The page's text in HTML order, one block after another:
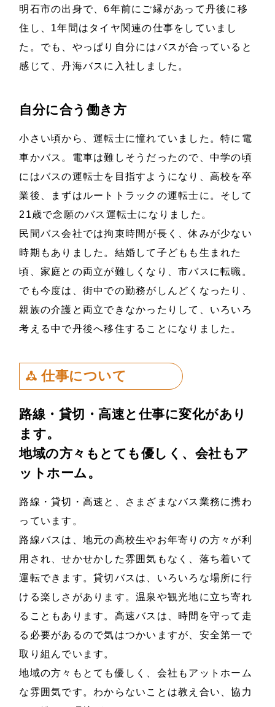
明石市の出身で、6年前にご縁があって丹後に移
住し、1年間はタイヤ関連の仕事をしていまし
た。でも、やっぱり自分にはバスが合っていると
感じて、丹海バスに入社しました。
自分に合う働き方
小さい頃から、運転士に憧れていました。特に電
車かバス。電車は難しそうだったので、中学の頃
にはバスの運転士を目指すようになり、高校を卒
業後、まずはルートトラックの運転士に。そして
21歳で念願のバス運転士になりました。
民間バス会社では拘束時間が長く、休みが少ない
時期もありました。結婚して子どもも生まれた
頃、家庭との両立が難しくなり、市バスに転職。
でも今度は、街中での勤務がしんどくなったり、
親族の介護と両立できなかったりして、いろいろ
考える中で丹後へ移住することになりました。
仕事について
路線・貸切・高速と仕事に変化があり
ます。
地域の方々もとても優しく、会社もア
ットホーム。
路線・貸切・高速と、さまざまなバス業務に携わ
っています。
路線バスは、地元の高校生やお年寄りの方々が利
用され、せかせかした雰囲気もなく、落ち着いて
運転できます。貸切バスは、いろいろな場所に行
ける楽しさがあります。温泉や観光地に立ち寄れ
ることもあります。高速バスは、時間を守って走
る必要があるので気はつかいますが、安全第一で
取り組んでいます。
地域の方々もとても優しく、会社もアットホーム
な雰囲気です。わからないことは教え合い、協力